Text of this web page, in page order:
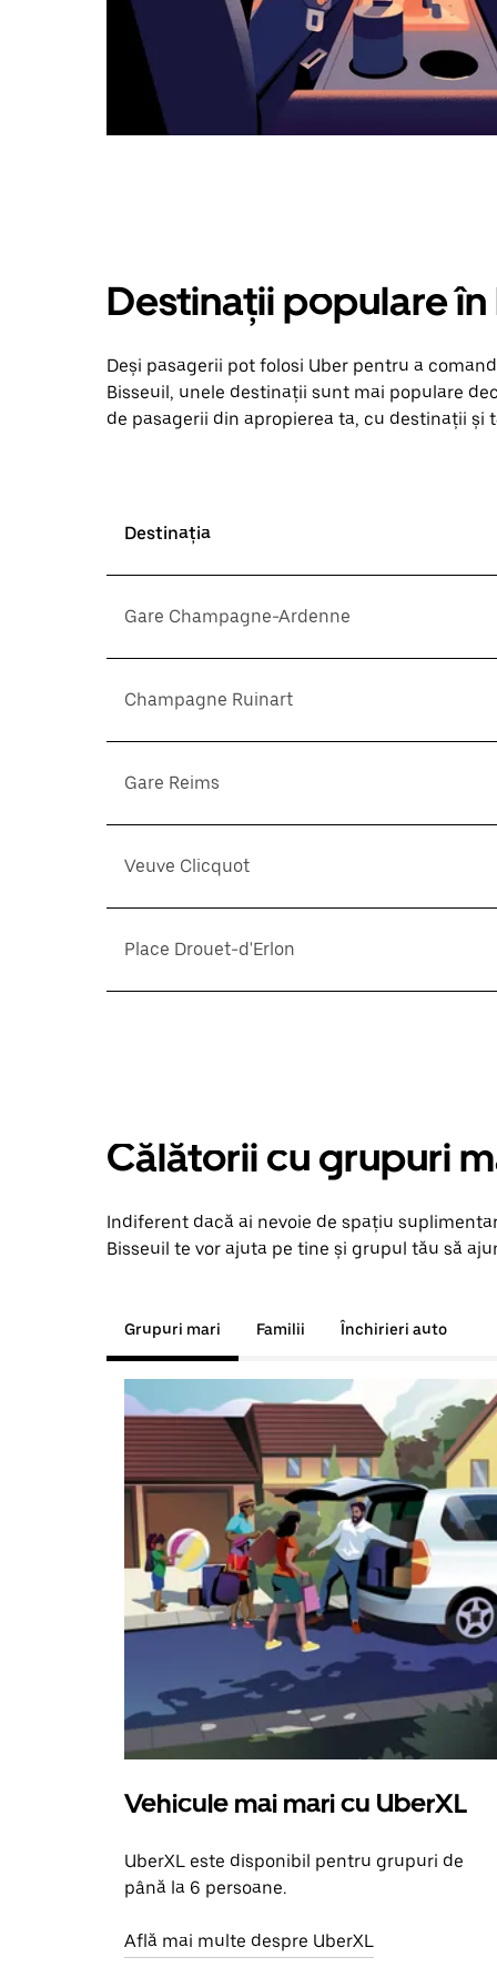
Destinații populare în
Deși pasagerii pot folosi Uber pentru a
Bisseuil, unele destinații sunt mai populare
de pasagerii din apropierea ta, cu destinații și
Destinația
Gare Champagne-Ardenne
Champagne Ruinart
Gare Reims
Veuve Clicquot
Place Drouet-d'Erlon
Călătorii cu grupuri
Indiferent dacă ai nevoie de spațiu
Bisseuil te vor ajuta pe tine și grupul tău să
Grupuri mari Familii Închirieri auto
Vehicule mai mari cu UberXL
UberXL este disponibil pentru grupuri de
până la 6 persoane.
Află mai multe despre UberXL